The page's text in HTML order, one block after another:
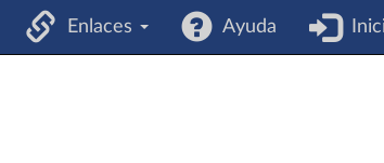
Enlaces Ayuda